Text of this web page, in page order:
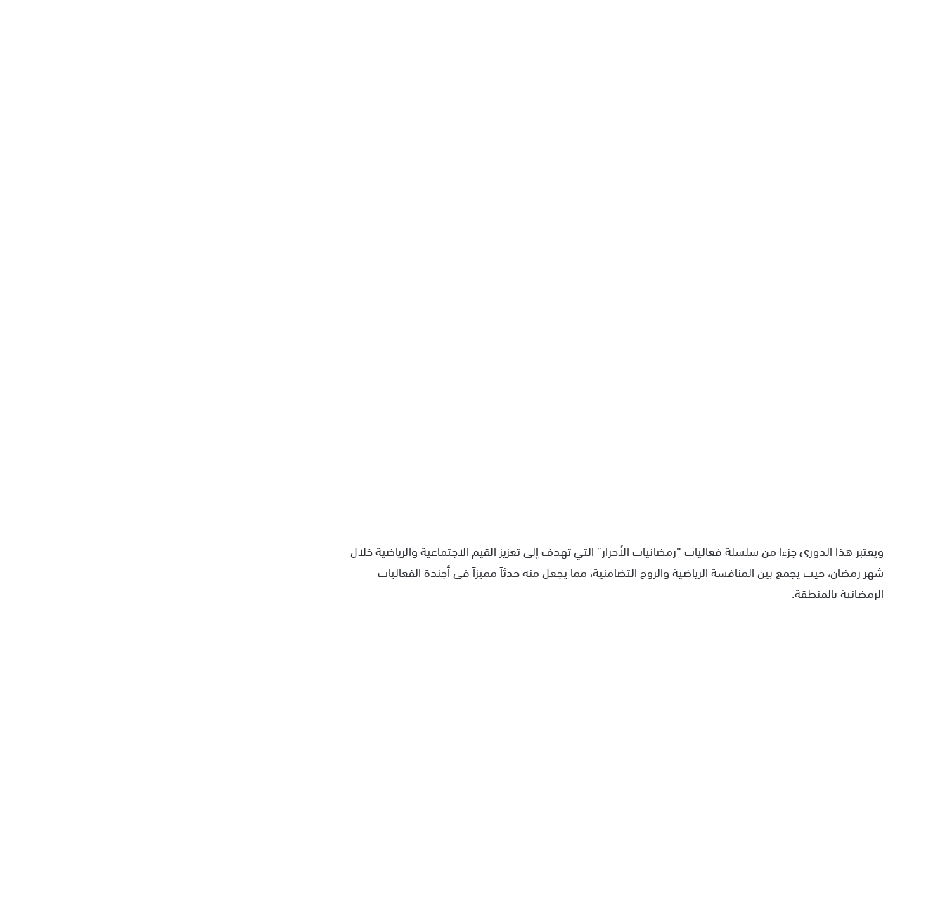
ويعتبر هذا الدوري جزءا من سلسلة فعاليات “رمضانيات الأحرار” التي تهدف إلى تعزيز القيم الاجتماعية والرياضية خلال
شهر رمضان، حيث يجمع بين المنافسة الرياضية والروح التضامنية، مما يجعل منه حدثاً مميزاً في أجندة الفعاليات
الرمضانية بالمنطقة.